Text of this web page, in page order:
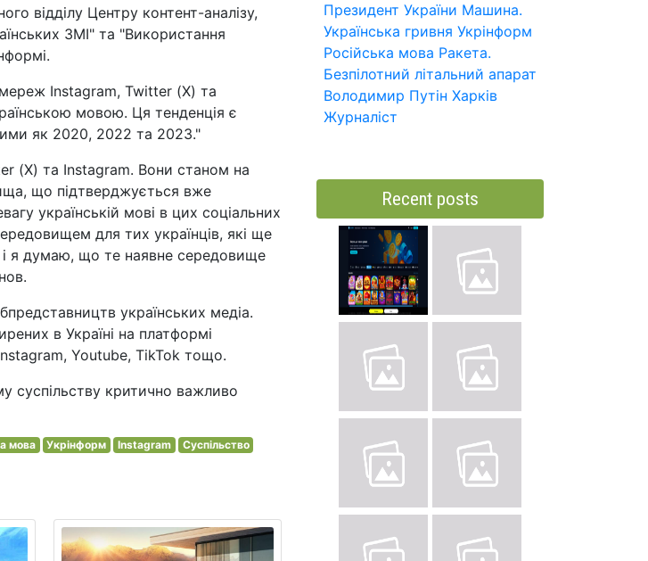
відділу Центру контент-аналізу,
ЗМІ" та "Використання
Instagram, Twitter (Х) та
мовою. Ця тенденція є
як 2020, 2022 та 2023."
(Х) та Instagram. Вони станом на
що підтверджується вже
українській мові в цих соціальних
для тих українців, які ще
я думаю, що те наявне середовище
українських медіа.
в Україні на платформі
Youtube, TikTok тощо.
суспільству критично важливо
мова Укрінформ Instagram
Суспільство
Президент України Машина.
Українська гривня Укрінформ
Російська мова Ракета.
Безпілотний літальний апарат
Володимир Путін Харків
Журналіст
Recent posts